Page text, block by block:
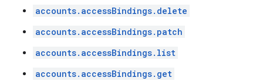
accounts.accessBindings.delete
accounts.accessBindings.patch
accounts.accessBindings.list
accounts.accessBindings.get